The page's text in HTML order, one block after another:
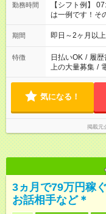
勤務時間
【シフト例】
は一例です！そ
期間 即日～2ヶ月以
特徴 日払いOK / 履歴
上の大量募集 /
気になる！
掲載元
3ヵ月で79万円稼
お話相手など＊